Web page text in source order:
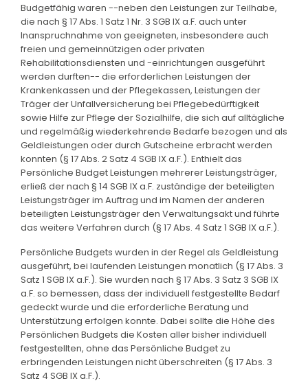
Budgetfähig waren --neben den Leistungen zur Teilhabe,
die nach § 17 Abs. 1 Satz 1 Nr. 3 SGB IX a.F. auch unter
Inanspruchnahme von geeigneten, insbesondere auch
freien und gemeinnützigen oder privaten
Rehabilitationsdiensten und -einrichtungen ausgeführt
werden durften-- die erforderlichen Leistungen der
Krankenkassen und der Pflegekassen, Leistungen der
Träger der Unfallversicherung bei Pflegebedürftigkeit
sowie Hilfe zur Pflege der Sozialhilfe, die sich auf alltägliche
und regelmäßig wiederkehrende Bedarfe bezogen und als
Geldleistungen oder durch Gutscheine erbracht werden
konnten (§ 17 Abs. 2 Satz 4 SGB IX a.F.). Enthielt das
Persönliche Budget Leistungen mehrerer Leistungsträger,
erließ der nach § 14 SGB IX a.F. zuständige der beteiligten
Leistungsträger im Auftrag und im Namen der anderen
beteiligten Leistungsträger den Verwaltungsakt und führte
das weitere Verfahren durch (§ 17 Abs. 4 Satz 1 SGB IX a.F.).
Persönliche Budgets wurden in der Regel als Geldleistung
ausgeführt, bei laufenden Leistungen monatlich (§ 17 Abs. 3
Satz 1 SGB IX a.F.). Sie wurden nach § 17 Abs. 3 Satz 3 SGB IX
a.F. so bemessen, dass der individuell festgestellte Bedarf
gedeckt wurde und die erforderliche Beratung und
Unterstützung erfolgen konnte. Dabei sollte die Höhe des
Persönlichen Budgets die Kosten aller bisher individuell
festgestellten, ohne das Persönliche Budget zu
erbringenden Leistungen nicht überschreiten (§ 17 Abs. 3
Satz 4 SGB IX a.F.).